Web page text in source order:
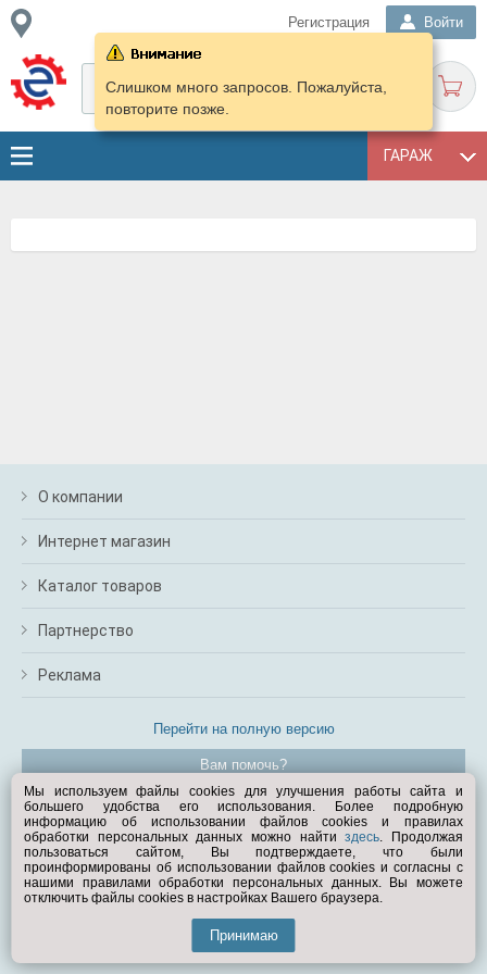
Регистрация Войти
ГАРАЖ
Слишком много запросов. Пожалуйста,
повторите позже.
О компании
Интернет магазин
Каталог товаров
Партнерство
Реклама
Перейти на полную версию
Вам помочь?
© Exist.ru 1998—2026
Мы используем файлы cookies для улучшения работы сайта и
большего удобства его использования. Более подробную
информацию об использовании файлов cookies и правилах
обработки персональных данных можно найтиздесь. Продолжая
пользоваться сайтом, Вы подтверждаете, что были
проинформированы об использовании файлов cookies и согласны с
нашими правилами обработки персональных данных. Вы можете
отключить файлы cookies в настройках Вашего браузера.
Принимаю